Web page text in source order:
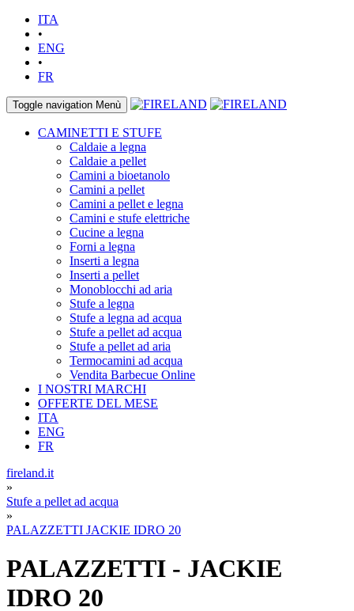
ITA
•
ENG
•
FR
Toggle navigation Menù
CAMINETTI E STUFE
Caldaie a legna
Caldaie a pellet
Camini a bioetanolo
Camini a pellet
Camini a pellet e legna
Camini e stufe elettriche
Cucine a legna
Forni a legna
Inserti a legna
Inserti a pellet
Monoblocchi ad aria
Stufe a legna
Stufe a legna ad acqua
Stufe a pellet ad acqua
Stufe a pellet ad aria
Termocamini ad acqua
Vendita Barbecue Online
I NOSTRI MARCHI
OFFERTE DEL MESE
ITA
ENG
FR
fireland.it
»
Stufe a pellet ad acqua
»
PALAZZETTI JACKIE IDRO 20
PALAZZETTI - JACKIE
IDRO 20